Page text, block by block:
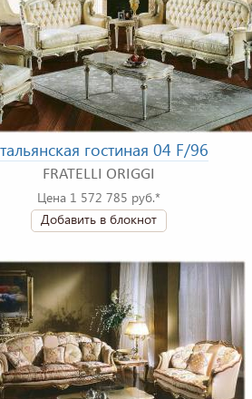
гостиная 04 F/96
FRATELLI ORIGGI
Цена 1 572 785 руб.*
Добавить в блокнот